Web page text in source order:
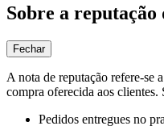
Sobre a reputação
Fechar
A nota de reputação refere-se
compra oferecida aos clientes.
Pedidos entregues no